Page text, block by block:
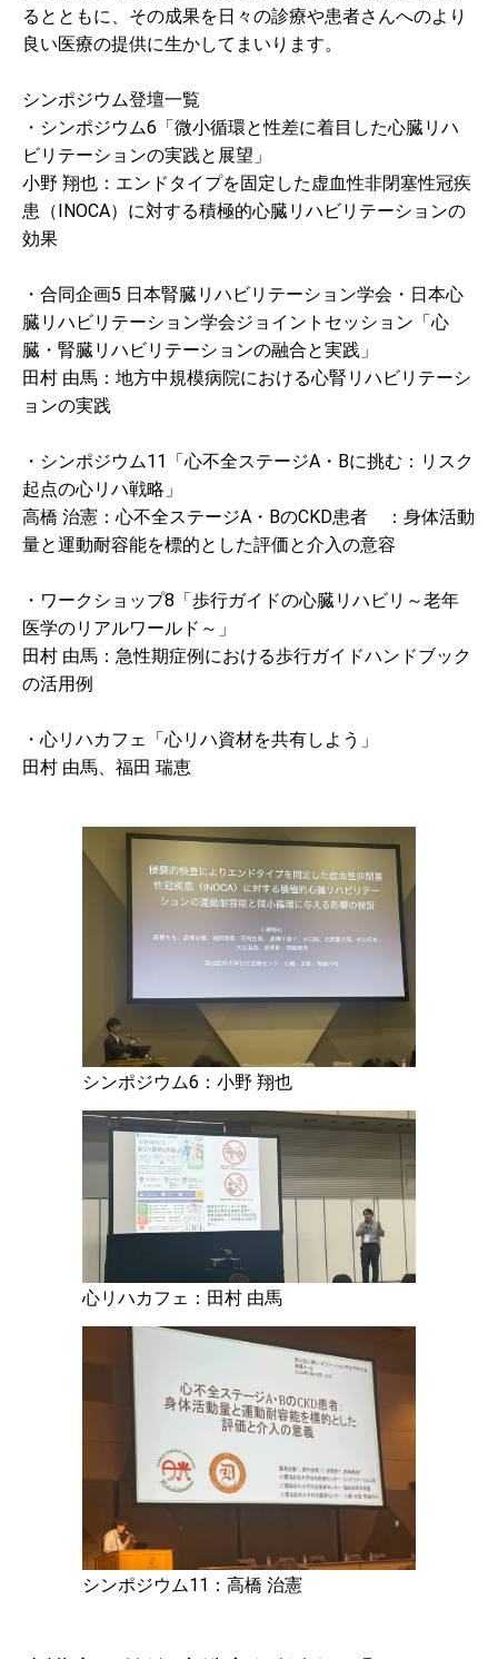
2017.07.03
地域で防ぐ心臓病－心疾患再発予防のための多職種研修会－のお
ご参加ください。
2017.05.31
2017年6月17日に東京レールダル本社にて「心疾患シミュレータ
ー Harvey」を使った循環器Physical examinationセミナーを安隆
則教授が行います。
「心リハ通信（H29.6月号）」を掲載しました。
2017.02.12
日本心臓リハビリテーション学会より「日本心臓リハビリテーシ
ョン優良プログラム施設」として認定されました。
『心リハ通信（H28.6月号）』を掲載しました。
2015.12.03
日光医療センター「循環器系後期研修プログラム」をUPしまし
2015.11.12
「我々の掟」をupしました。
2015.11.02
2015.09.27
Poster Awardを受賞しました。
夏季セミナー「循環器Physical examinationセミナー」無事終了い
たしました。ご参加いただいた皆様、ありがとうございました。
「心リハ通信（H27.5月号）」を掲載しました。
シニアレジデントを募集しています。
るとともに、その成果を日々の診療や患者さんへのより
良い医療の提供に生かしてまいります。
シンポジウム登壇一覧
・シンポジウム6「微小循環と性差に着目した心臓リハ
ビリテーションの実践と展望」
小野 翔也：エンドタイプを固定した虚血性非閉塞性冠疾
患（INOCA）に対する積極的心臓リハビリテーションの
効果
・合同企画5 日本腎臓リハビリテーション学会・日本心
臓リハビリテーション学会ジョイントセッション「心
臓・腎臓リハビリテーションの融合と実践」
田村 由馬：地方中規模病院における心腎リハビリテーシ
ョンの実践
・シンポジウム11「心不全ステージA・Bに挑む：リスク
起点の心リハ戦略」
高橋 治憲：心不全ステージA・BのCKD患者 ：身体活動
量と運動耐容能を標的とした評価と介入の意容
・ワークショップ8「歩行ガイドの心臓リハビリ～老年
医学のリアルワールド～」
田村 由馬：急性期症例における歩行ガイドハンドブック
の活用例
・心リハカフェ「心リハ資材を共有しよう」
田村 由馬、福田 瑞恵
シンポジウム6：小野 翔也
心リハカフェ：田村 由馬
シンポジウム11：高橋 治憲